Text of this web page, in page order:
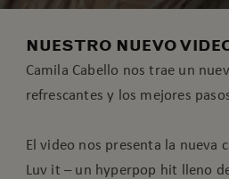
NUESTRO NUEVO
Camila Cabello nos trae un
refrescantes y los mejores
El video nos presenta la nueva
Luv it – un hyperpop hit lleno